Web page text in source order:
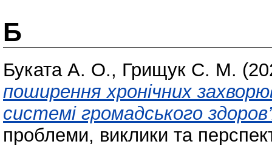
Б
Буката А. О., Грищук С. М.
поширення хронічних
системі громадського
проблеми, виклики та